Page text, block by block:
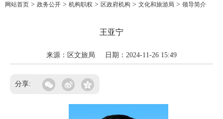
网站首页 > 政务公开 > 机构职权 > 区政府机构 > 文化和旅游局 > 领导简介
王亚宁
来源：区文旅局 日期：2024-11-26 15:49
分享: